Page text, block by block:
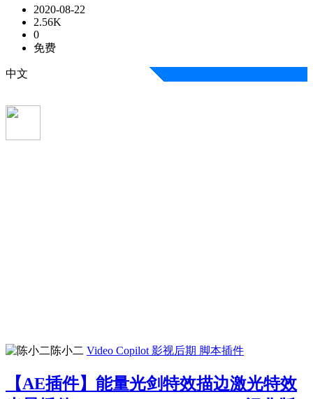
2020-08-22
2.56K
0
免费
中文
陈小二 Video Copilot影视后期 脚本插件
【AE插件】能量光剑特效描边激光特效